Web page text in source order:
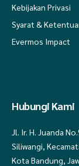
Kebijakan Privasi
Syarat &
Evermos Impact
Hubungi Kami
Jl. Ir. H. Juanda
Siliwangi,
Kota Bandung,